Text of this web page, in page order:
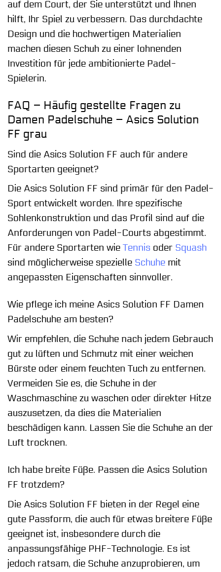
auf dem Court, der Sie unterstützt und Ihnen
hilft, Ihr Spiel zu verbessern. Das durchdachte
Design und die hochwertigen Materialien
machen diesen Schuh zu einer lohnenden
Investition für jede ambitionierte Padel-
Spielerin.
FAQ – Häufig gestellte Fragen zu
Damen Padelschuhe – Asics Solution
FF grau
Sind die Asics Solution FF auch für andere
Sportarten geeignet?
Die Asics Solution FF sind primär für den Padel-
Sport entwickelt worden. Ihre spezifische
Sohlenkonstruktion und das Profil sind auf die
Anforderungen von Padel-Courts abgestimmt.
Für andere Sportarten wie Tennis oder Squash
sind möglicherweise spezielle Schuhe mit
angepassten Eigenschaften sinnvoller.
Wie pflege ich meine Asics Solution FF Damen
Padelschuhe am besten?
Wir empfehlen, die Schuhe nach jedem Gebrauch
gut zu lüften und Schmutz mit einer weichen
Bürste oder einem feuchten Tuch zu entfernen.
Vermeiden Sie es, die Schuhe in der
Waschmaschine zu waschen oder direkter Hitze
auszusetzen, da dies die Materialien
beschädigen kann. Lassen Sie die Schuhe an der
Luft trocknen.
Ich habe breite Füße. Passen die Asics Solution
FF trotzdem?
Die Asics Solution FF bieten in der Regel eine
gute Passform, die auch für etwas breitere Füße
geeignet ist, insbesondere durch die
anpassungsfähige PHF-Technologie. Es ist
jedoch ratsam, die Schuhe anzuprobieren, um